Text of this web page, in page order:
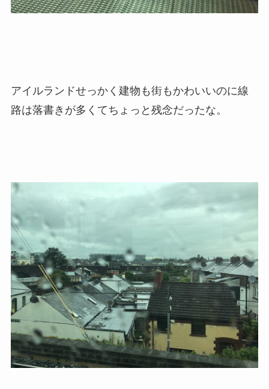
アイルランドせっかく建物も街もかわいいのに線
路は落書きが多くてちょっと残念だったな。